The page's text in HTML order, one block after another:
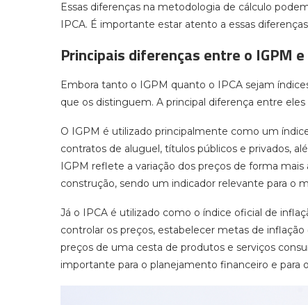
Essas diferenças na metodologia de cálculo
IPCA. É importante estar atento a essas
Principais diferenças entre o IGPM e
Embora tanto o IGPM quanto o IPCA sejam
que os distinguem. A principal diferença entre
O IGPM é utilizado principalmente como um
contratos de aluguel, títulos públicos e privados,
IGPM reflete a variação dos preços de forma
construção, sendo um indicador relevante para o
Já o IPCA é utilizado como o índice oficial de
controlar os preços, estabelecer metas de
preços de uma cesta de produtos e serviços
importante para o planejamento financeiro e para